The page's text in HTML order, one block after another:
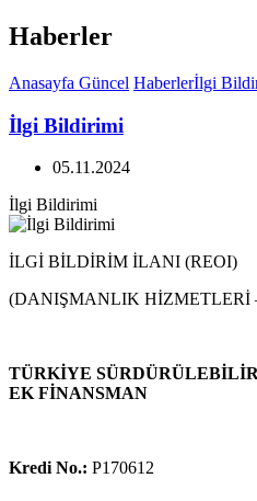
Haberler
Anasayfa Güncel Haberlerİlgi
İlgi Bildirimi
05.11.2024
İlgi Bildirimi
İLGİ BİLDİRİM İLANI (REOI)
(DANIŞMANLIK HİZMETLERİ
TÜRKİYE
EK FİNANSMAN
Kredi No.: P170612